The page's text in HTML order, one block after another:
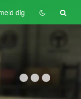
dig